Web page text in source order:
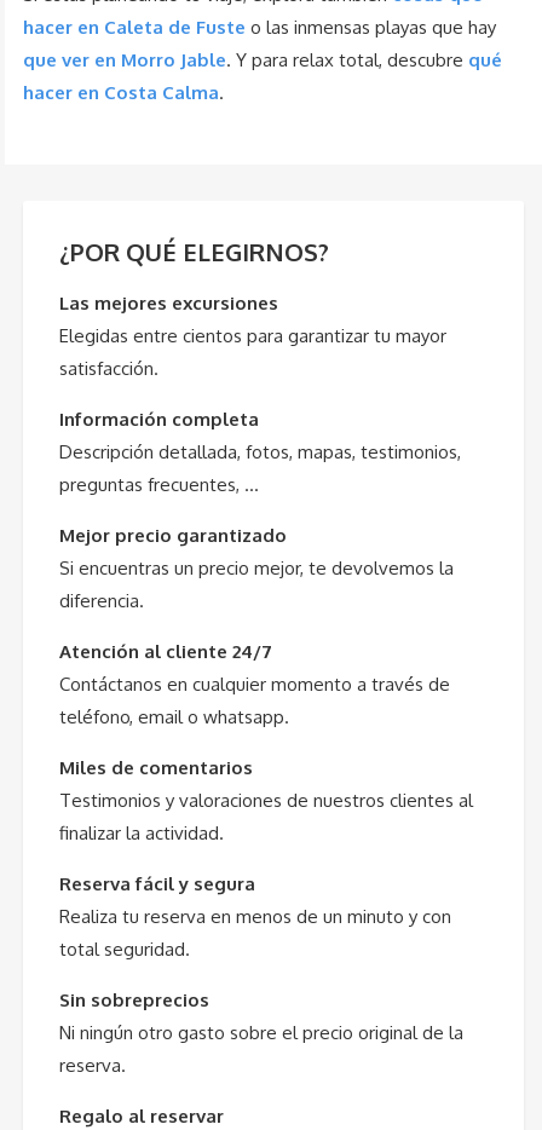
hacer en Caleta de Fuste o las inmensas playas que hay
que ver en Morro Jable. Y para relax total, descubre qué
hacer en Costa Calma.
¿POR QUÉ ELEGIRNOS?
Las mejores excursiones
Elegidas entre cientos para garantizar tu mayor
satisfacción.
Información completa
Descripción detallada, fotos, mapas, testimonios,
preguntas frecuentes, …
Mejor precio garantizado
Si encuentras un precio mejor, te devolvemos la
diferencia.
Atención al cliente 24/7
Contáctanos en cualquier momento a través de
teléfono, email o whatsapp.
Miles de comentarios
Testimonios y valoraciones de nuestros clientes al
finalizar la actividad.
Reserva fácil y segura
Realiza tu reserva en menos de un minuto y con
total seguridad.
Sin sobreprecios
Ni ningún otro gasto sobre el precio original de la
reserva.
Regalo al reservar